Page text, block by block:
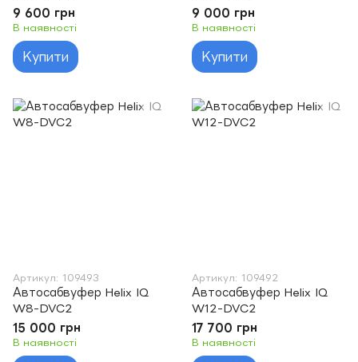
9 600 грн
В наявності
Купити
9 000 грн
В наявності
Купити
Артикул: 109493
Автосабвуфер Helix IQ
W8-DVC2
15 000 грн
В наявності
Артикул: 109492
Автосабвуфер Helix IQ
W12-DVC2
17 700 грн
В наявності